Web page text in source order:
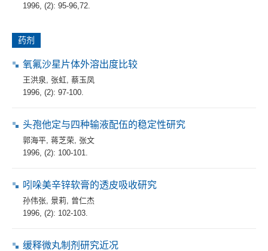
1996, (2): 95-96,72.
药剂
氧氟沙星片体外溶出度比较
王洪泉 张虹 蔡玉凤
1996, (2): 97-100.
头孢他定与四种输液配伍的稳定性研究
郭海平 蒋芝荣 张文
1996, (2): 100-101.
吲哚美辛锌软膏的透皮吸收研究
孙伟张 景莉 曾仁杰
1996, (2): 102-103.
缓释微丸制剂研究近况